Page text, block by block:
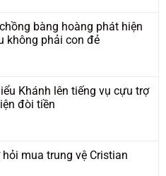
bàng hoàng phát hiện
không phải con đẻ
Khánh lên tiếng vụ cựu trợ
đòi tiền
mua trung vệ Cristian